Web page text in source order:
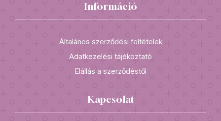
Információ
Általános szerződési feltételek
Adatkezelési tájékoztató
Elállás a szerződéstől
Kapcsolat